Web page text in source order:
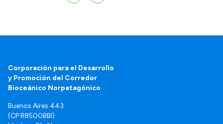
Corporación para el Desarrollo
y Promoción del Corredor
Bioceánico Norpatagónico
Buenos Aires 443.
(CP R8500BBI)